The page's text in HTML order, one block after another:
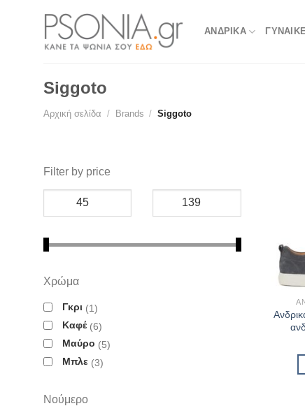
ΑΝΔΡΙΚΑ
Siggoto
Αρχική σελίδα / Brands / Siggoto
Filter by price
Χρώμα
Γκρι
1
Καφέ 6
Μαύρο
5
Μπλε 3
Νούμερο